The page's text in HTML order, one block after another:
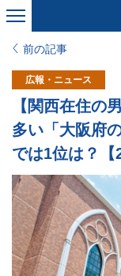
前の記事
広報・ニュース
【関西在住の
多い「大阪府
では1位は？【